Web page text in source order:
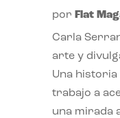
por Flat
Carla
arte y
Una historia
trabajo a
una mirada